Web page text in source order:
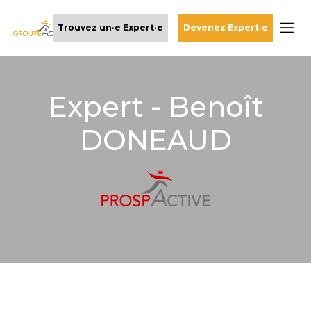
Trouvez un·e Expert·e Devenez Expert·e
Expert - Benoît
DONEAUD